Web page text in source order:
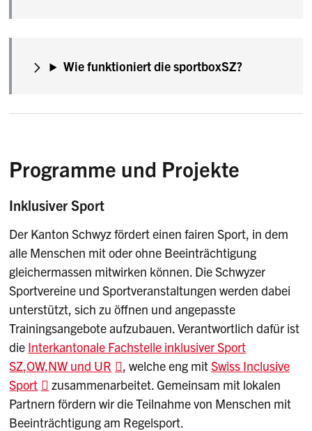
Wie funktioniert die sportboxSZ?
Programme und Projekte
Inklusiver Sport
Der Kanton Schwyz fördert einen fairen Sport, in dem
alle Menschen mit oder ohne Beeinträchtigung
gleichermassen mitwirken können. Die Schwyzer
Sportvereine und Sportveranstaltungen werden dabei
unterstützt, sich zu öffnen und angepasste
Trainingsangebote aufzubauen. Verantwortlich dafür ist
die Interkantonale Fachstelle inklusiver Sport
SZ,OW,NW und UR
, welche eng mitSwiss Inclusive
Sport
zusammenarbeitet. Gemeinsam mit lokalen
Partnern fördern wir die Teilnahme von Menschen mit
Beeinträchtigung am Regelsport.